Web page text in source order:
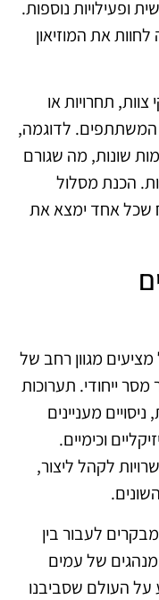
ופעילויות נוספות.
את המוזיאון
תחרויות או
המשתתפים. לדוגמה,
שונות, מה שגורם
הכנת מסלול
שכל אחד ימצא את
מגוון רחב של
ייחודי. תערוכות
מעניינים
וכימיים.
לקהל ליצור,
לעבור בין
של עמים
על העולם שסביבנו